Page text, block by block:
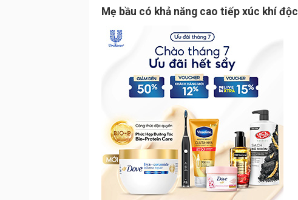
Mẹ bầu có khả năng cao tiếp xúc khí độc